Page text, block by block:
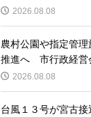
2026.08.08
農村公園や指定管
推進へ 市行政経営
2026.08.08
台風１３号が宮古